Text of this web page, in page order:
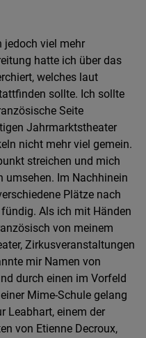
jedoch viel mehr
hatte ich über das
welches laut
sollte. Ich sollte
Seite
Jahrmarktstheater
nicht mehr viel gemein.
streichen und mich
umsehen. Im Nachhinein
Plätze nach
Als ich mit Händen
von meinem
Zirkusveranstaltungen
mir Namen von
durch einen im Vorfeld
Mime-Schule gelang
Leabhart, einem der
von Etienne Decroux,